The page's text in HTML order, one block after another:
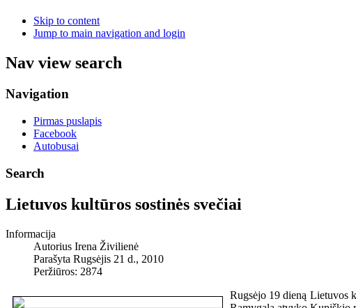
Skip to content
Jump to main navigation and login
Nav view search
Navigation
Pirmas puslapis
Facebook
Autobusai
Search
Lietuvos kultūros sostinės svečiai
Informacija
Autorius Irena Živilienė
Parašyta Rugsėjis 21 d., 2010
Peržiūros: 2874
Rugsėjo 19 dieną Lietuvos